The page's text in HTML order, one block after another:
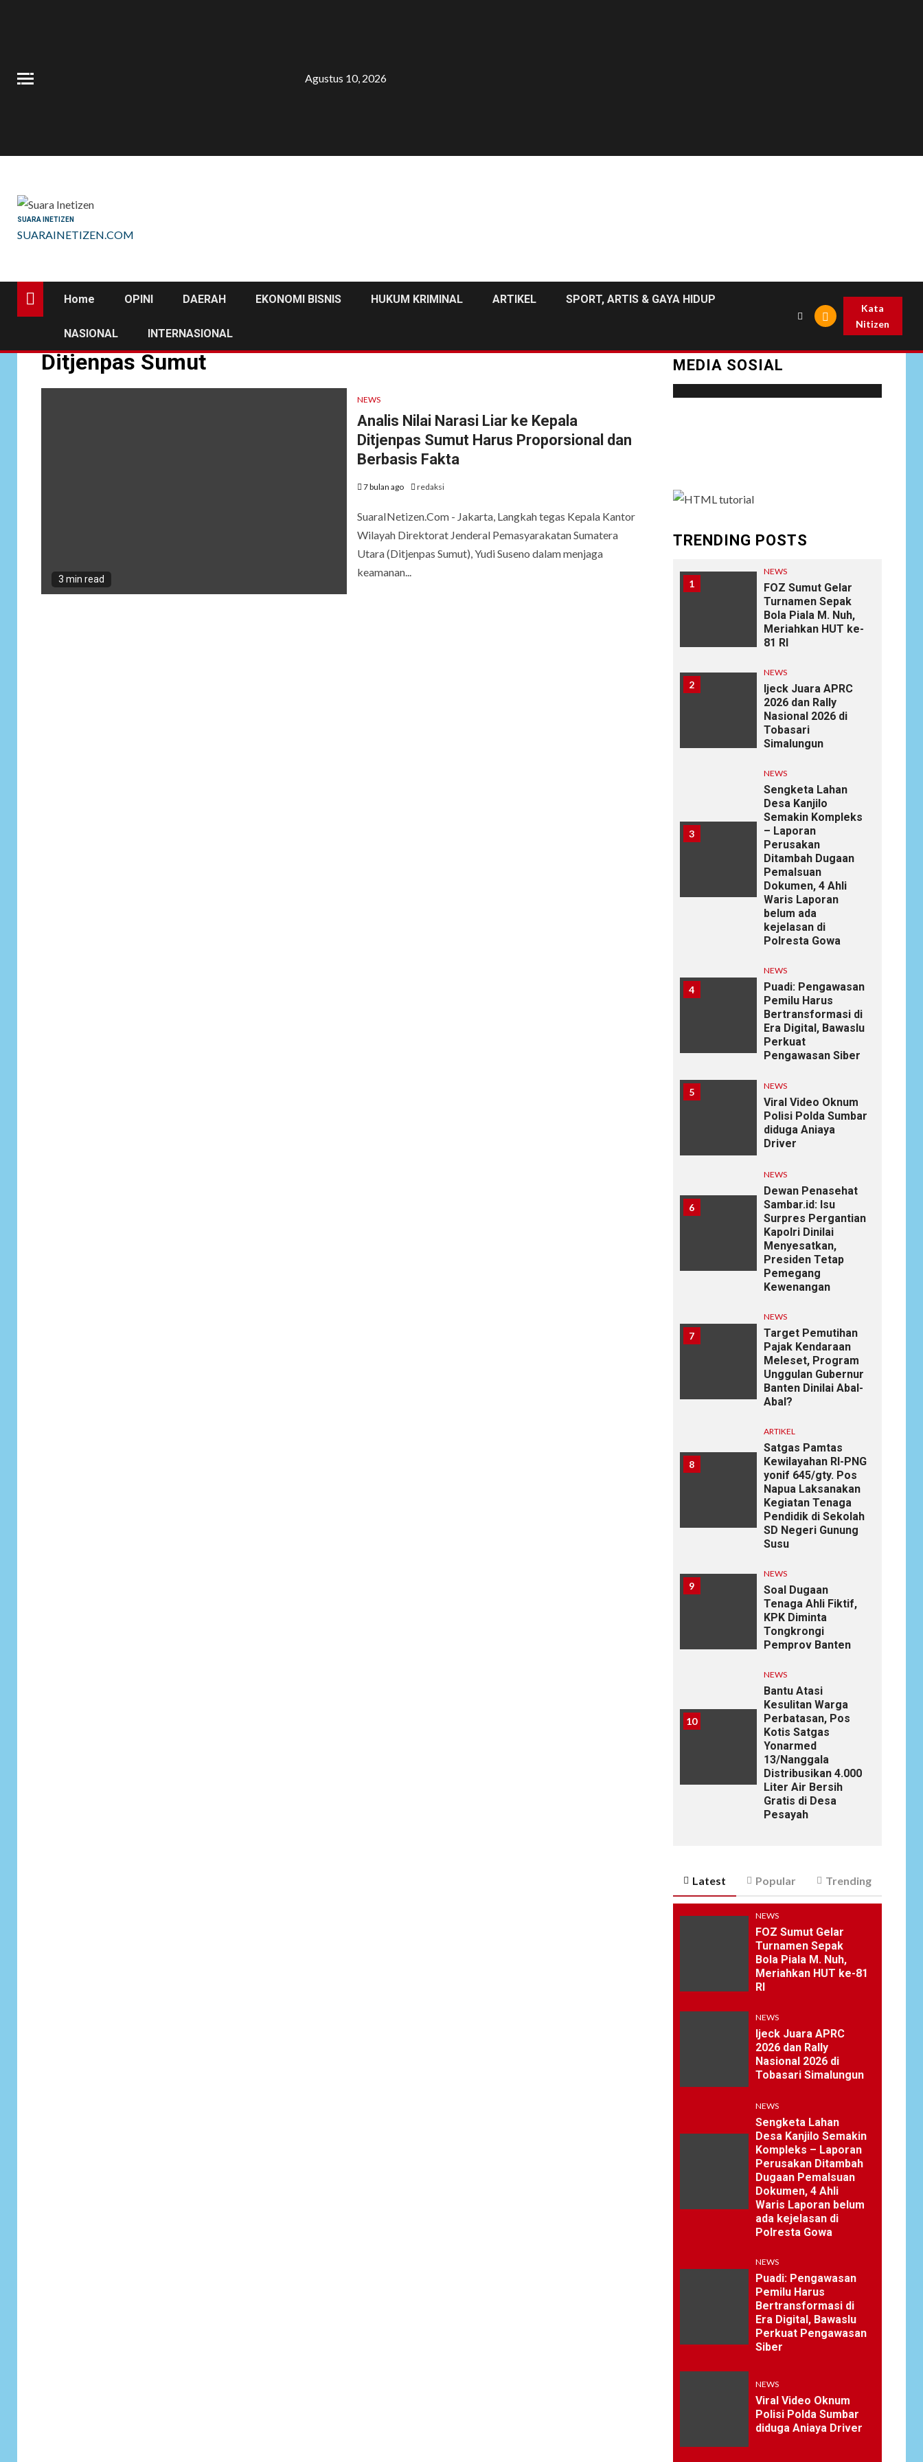
Agustus 10, 2026
SUARA INETIZEN
SUARAINETIZEN.COM
Home OPINI DAERAH EKONOMI BISNIS HUKUM KRIMINAL ARTIKEL SPORT, ARTIS & GAYA HIDUP
NASIONAL INTERNASIONAL
Kata
Nitizen
Ditjenpas Sumut
3 min read
NEWS
Analis Nilai Narasi Liar ke Kepala
Ditjenpas Sumut Harus Proporsional dan
Berbasis Fakta
7 bulan ago redaksi
SuaraINetizen.Com - Jakarta, Langkah tegas Kepala Kantor
Wilayah Direktorat Jenderal Pemasyarakatan Sumatera
Utara (Ditjenpas Sumut), Yudi Suseno dalam menjaga
keamanan...
MEDIA SOSIAL
TRENDING POSTS
1
NEWS
FOZ Sumut Gelar
Turnamen Sepak
Bola Piala M. Nuh,
Meriahkan HUT ke-
81 RI
2
NEWS
Ijeck Juara APRC
2026 dan Rally
Nasional 2026 di
Tobasari
Simalungun
3
NEWS
Sengketa Lahan
Desa Kanjilo
Semakin Kompleks
– Laporan
Perusakan
Ditambah Dugaan
Pemalsuan
Dokumen, 4 Ahli
Waris Laporan
belum ada
kejelasan di
Polresta Gowa
4
NEWS
Puadi: Pengawasan
Pemilu Harus
Bertransformasi di
Era Digital, Bawaslu
Perkuat
Pengawasan Siber
5 NEWS
Viral Video Oknum
Polisi Polda Sumbar
diduga Aniaya
Driver
6
NEWS
Dewan Penasehat
Sambar.id: Isu
Surpres Pergantian
Kapolri Dinilai
Menyesatkan,
Presiden Tetap
Pemegang
Kewenangan
7
NEWS
Target Pemutihan
Pajak Kendaraan
Meleset, Program
Unggulan Gubernur
Banten Dinilai Abal-
Abal?
8
ARTIKEL
Satgas Pamtas
Kewilayahan RI-PNG
yonif 645/gty. Pos
Napua Laksanakan
Kegiatan Tenaga
Pendidik di Sekolah
SD Negeri Gunung
Susu
9
NEWS
Soal Dugaan
Tenaga Ahli Fiktif,
KPK Diminta
Tongkrongi
Pemprov Banten
10
NEWS
Bantu Atasi
Kesulitan Warga
Perbatasan, Pos
Kotis Satgas
Yonarmed
13/Nanggala
Distribusikan 4.000
Liter Air Bersih
Gratis di Desa
Pesayah
Latest Popular Trending
NEWS
FOZ Sumut Gelar
Turnamen Sepak
Bola Piala M. Nuh,
Meriahkan HUT ke-81
RI
NEWS
Ijeck Juara APRC
2026 dan Rally
Nasional 2026 di
Tobasari Simalungun
NEWS
Sengketa Lahan
Desa Kanjilo Semakin
Kompleks – Laporan
Perusakan Ditambah
Dugaan Pemalsuan
Dokumen, 4 Ahli
Waris Laporan belum
ada kejelasan di
Polresta Gowa
NEWS
Puadi: Pengawasan
Pemilu Harus
Bertransformasi di
Era Digital, Bawaslu
Perkuat Pengawasan
Siber
NEWS
Viral Video Oknum
Polisi Polda Sumbar
diduga Aniaya Driver